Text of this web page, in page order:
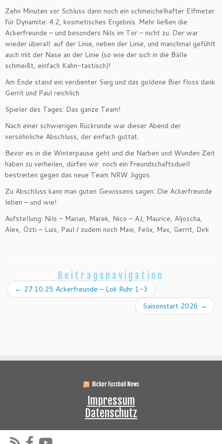
Zehn Minuten vor Schluss dann noch ein schmeichelhafter Elfmeter
für Dynamite: 4:2, kosmetisches Ergebnis. Mehr ließen die
Ackerfreunde – und besonders Nils im Tor – nicht zu. Der war
wieder überall: auf der Linie, neben der Linie, und manchmal gefühlt
auch mit der Nase an der Linie (so wie der sich in die Bälle
schmeißt, einfach Kahn-tastisch)!
Am Ende stand ein verdienter Sieg und das goldene Bier floss dank
Gerrit und Paul reichlich.
Spieler des Tages: Das ganze Team!
Nach einer schwierigen Rückrunde war dieser Abend der
versöhnliche Abschluss, der einfach guttat.
Bevor es in die Winterpause geht und die Narben und Wunden Zeit
haben zu verheilen, dürfen wir noch ein Freundschaftsduell
bestreiten gegen das neue Team NRW Jiggos.
Zu Abschluss kann man guten Gewissens sagen: Die Ackerfreunde
leben – und wie!
Aufstellung: Nils – Marian, Marek, Nico – AJ, Maurice, Aljoscha,
Alex, Özti – Luis, Paul / zudem noch Maxi, Felix, Max, Gerrit, Dirk
Beitragsnavigation
← 27.10.25 Ackerfreunde – Lok Ruhr 1-3
Saisonstart 2026 →
Kicker Fussball News
Impressum
Datenschutz